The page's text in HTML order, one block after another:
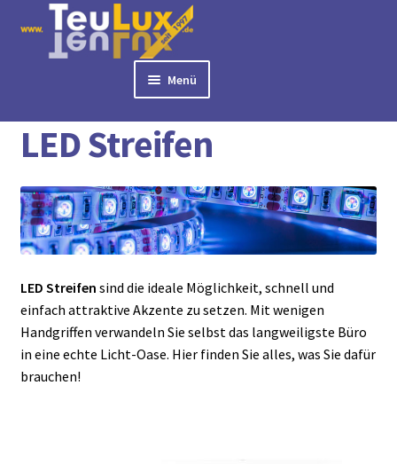
Navigation
springen
Inhalt
springen
Menü
► LED PANELS
► DOWNLIGHTS
► DECKENLEUCHTEN
► TISCHLEUCHTEN
► AUSSENLEUCHTEN
► LED STREIFEN
► ZUBEHÖR
► LEUCHTMITTEL
LED Streifen
LED Streifen sind die ideale Möglichkeit, schnell und
einfach attraktive Akzente zu setzen. Mit wenigen
Handgriffen verwandeln Sie selbst das langweiligste Büro
in eine echte Licht-Oase. Hier finden Sie alles, was Sie dafür
brauchen!